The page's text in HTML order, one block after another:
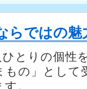
らではの魅
とりの個性
もの」として
。